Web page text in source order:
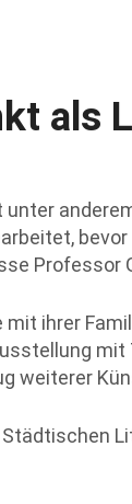
als
unter
Professor
ihrer
weiterer
Städtischen